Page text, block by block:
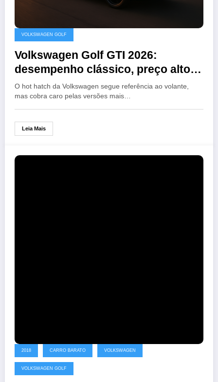
VOLKSWAGEN GOLF
Volkswagen Golf GTI 2026:
desempenho clássico, preço alto e
uso diário
O hot hatch da Volkswagen segue referência ao volante,
mas cobra caro pelas versões mais…
Leia Mais
2018 CARRO BARATO VOLKSWAGEN
VOLKSWAGEN GOLF